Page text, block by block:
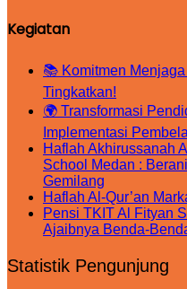
Kegiatan
📚 Komitmen
Tingkatkan!
🌍 Transformasi
Implementasi
Haflah Akhirussanah
School Medan :
Gemilang
Haflah Al-Qur’an
Pensi TKIT Al Fityan
Ajaibnya Benda-
Statistik Pengunjung